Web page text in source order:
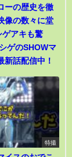
ーの歴史を徹
像の数々に堂
ゲアキも驚
ゲのSHOWマ
新話配信中！
特撮